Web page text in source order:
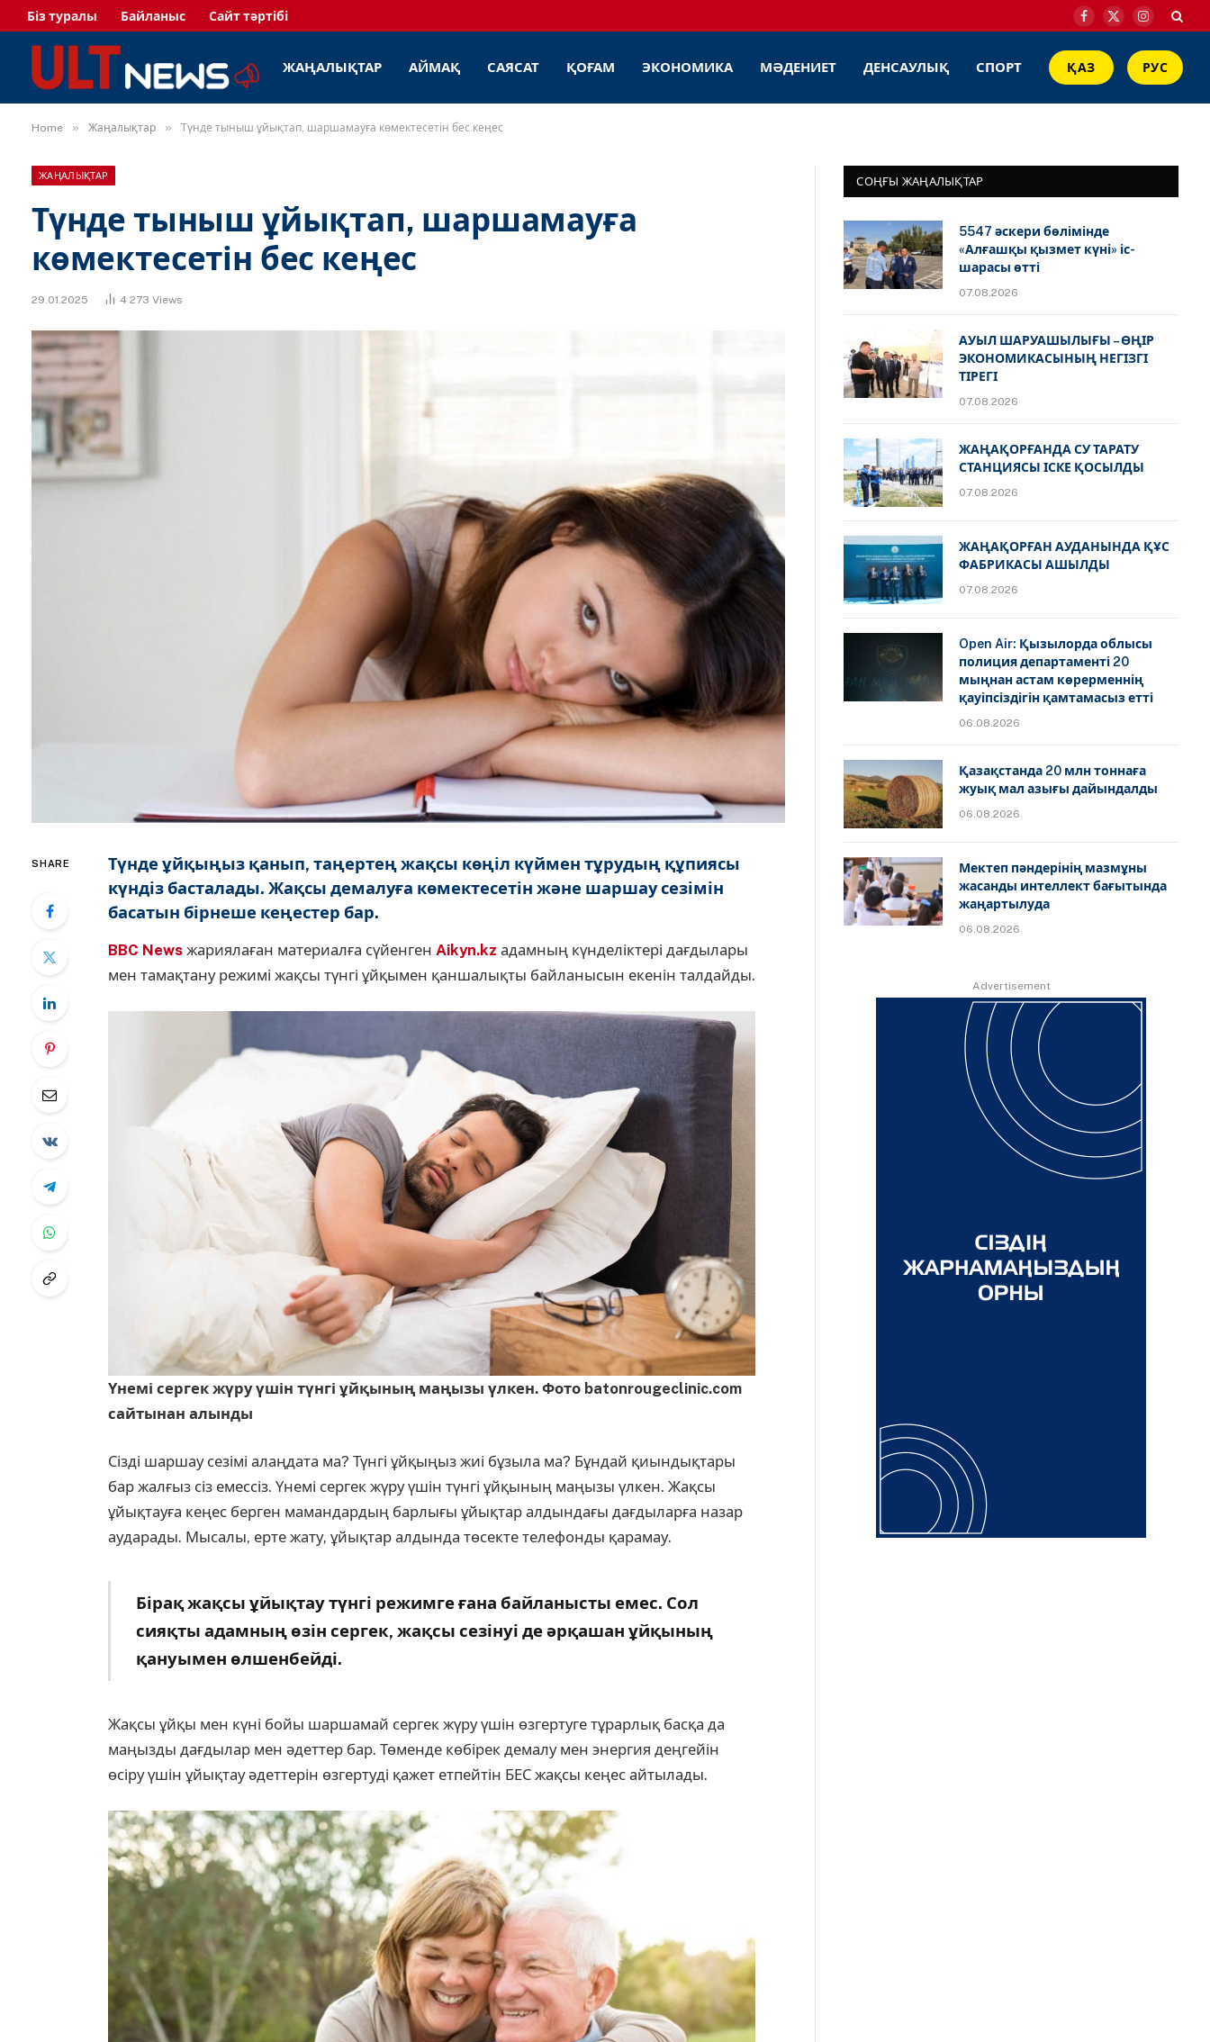
Біз туралы Байланыс Сайт тәртібі
Facebook
X
Instagram
ЖАҢАЛЫҚТАР АЙМАҚ САЯСАТ ҚОҒАМ ЭКОНОМИКА МӘДЕНИЕТ ДЕНСАУЛЫҚ СПОРТ ҚАЗ РУС
Home » Жаңалықтар » Түнде тыныш ұйықтап, шаршамауға көмектесетін бес кеңес
ЖАҢАЛЫҚТАР
Түнде тыныш ұйықтап, шаршамауға
көмектесетін бес кеңес
29.01.2025 4 273 Views
SHARE
Түнде ұйқыңыз қанып, таңертең жақсы көңіл күймен тұрудың құпиясы
күндіз басталады. Жақсы демалуға көмектесетін және шаршау сезімін
басатын бірнеше кеңестер бар.
BBC Newsжариялаған материалға сүйенген Aikyn.kz адамның күнделіктері дағдылары
мен тамақтану режимі жақсы түнгі ұйқымен қаншалықты байланысын екенін талдайды.
Үнемі сергек жүру үшін түнгі ұйқының маңызы үлкен. Фото batonrougeclinic.com
сайтынан алынды
Сізді шаршау сезімі алаңдата ма? Түнгі ұйқыңыз жиі бұзыла ма? Бұндай қиындықтары
бар жалғыз сіз емессіз. Үнемі сергек жүру үшін түнгі ұйқының маңызы үлкен. Жақсы
ұйықтауға кеңес берген мамандардың барлығы ұйықтар алдындағы дағдыларға назар
аударады. Мысалы, ерте жату, ұйықтар алдында төсекте телефонды қарамау.
Бірақ жақсы ұйықтау түнгі режимге ғана байланысты емес. Сол
сияқты адамның өзін сергек, жақсы сезінуі де әрқашан ұйқының
қануымен өлшенбейді.
Жақсы ұйқы мен күні бойы шаршамай сергек жүру үшін өзгертуге тұрарлық басқа да
маңызды дағдылар мен әдеттер бар. Төменде көбірек демалу мен энергия деңгейін
өсіру үшін ұйықтау әдеттерін өзгертуді қажет етпейтін БЕС жақсы кеңес айтылады.
СОҢҒЫ ЖАҢАЛЫҚТАР
5547 әскери бөлімінде
«Алғашқы қызмет күні» іс-
шарасы өтті
07.08.2026
АУЫЛ ШАРУАШЫЛЫҒЫ – ӨҢІР
ЭКОНОМИКАСЫНЫҢ НЕГІЗГІ
ТІРЕГІ
07.08.2026
ЖАҢАҚОРҒАНДА СУ ТАРАТУ
СТАНЦИЯСЫ ІСКЕ ҚОСЫЛДЫ
07.08.2026
ЖАҢАҚОРҒАН АУДАНЫНДА ҚҰС
ФАБРИКАСЫ АШЫЛДЫ
07.08.2026
Open Air: Қызылорда облысы
полиция департаменті 20
мыңнан астам көрерменнің
қауіпсіздігін қамтамасыз етті
06.08.2026
Қазақстанда 20 млн тоннаға
жуық мал азығы дайындалды
06.08.2026
Мектеп пәндерінің мазмұны
жасанды интеллект бағытында
жаңартылуда
06.08.2026
Advertisement